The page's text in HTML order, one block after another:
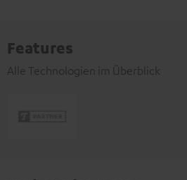
Features
Alle Technologien im Überblick